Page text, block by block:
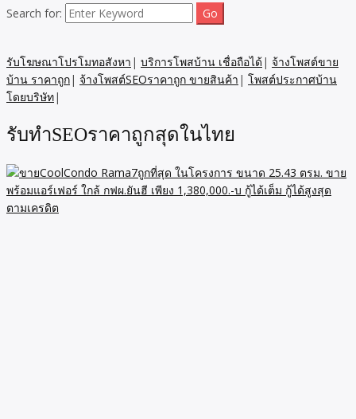
25.43 ตารางวา ห้องนอน 1 ห้องน้ำ 1 ทิศตะวันออกเฉียงเหนือ เลข
ห้องมงคล ทำเลห้องฮวงจุ้ยดีที่สุด การันตีโดยซินแส 1,380,000.- บ
ของแถมแล้ว (ถ้ามี)
Search for:
รับโฆษณาโปรโมทอสังหา | บริการโพสบ้าน เชื่อถือได้| จ้างโพสต์ขาย
บ้าน ราคาถูก| จ้างโพสต์SEOราคาถูก ขายสินค้า | โพสต์ประกาศบ้าน
โดยบริษัท|
รับทำSEOราคาถูกสุดในไทย